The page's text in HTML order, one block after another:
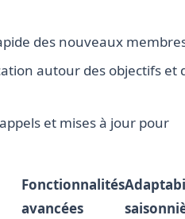
des nouveaux
autour des objectifs et
et mises à jour pour
Fonctionnalités
avancées